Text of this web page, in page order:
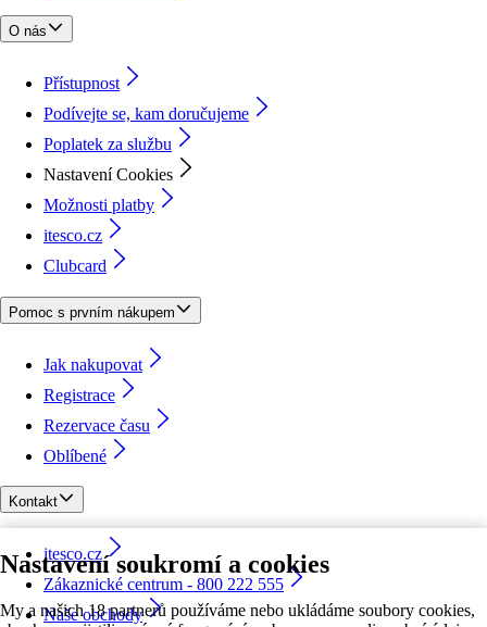
Nastavení soukromí a cookies
My a našich 18 partnerů používáme nebo ukládáme soubory cookies,
O nás
Přístupnost
Podívejte se, kam doručujeme
Poplatek za službu
Nastavení Cookies
Možnosti platby
itesco.cz
Clubcard
Pomoc s prvním nákupem
Jak nakupovat
Registrace
Rezervace času
Oblíbené
Kontakt
itesco.cz
Zákaznické centrum - 800 222 555
Naše obchody